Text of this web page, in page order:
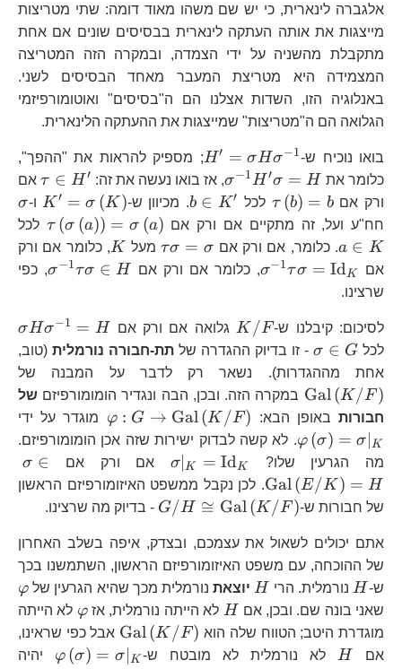
אלגברה לינארית, כי יש שם משהו מאוד דומה: שתי מטריצות
מייצגות את אותה העתקה לינארית בבסיסים שונים אם אחת
מתקבלת מהשניה על ידי הצמדה, ובמקרה הזה המטריצה
המצמידה היא מטריצת המעבר מאחד הבסיסים לשני.
באנלוגיה הזו, השדות אצלנו הם ה"בסיסים" ואוטומורפיזמי
הגלואה הם ה"מטריצות" שמייצגות את ההעתקה הלינארית.
בואו נוכיח ש-
H^{\prime}=\sigma
H\sigma^{-1}
H′ = σHσ−1
; מספיק להראות את "ההפך",
כלומר את
\sigma^{-
σ−1H′σ = H , אז בואו נעשה את זה: τ ∈ H′
אם
ורק אם
\tau\left(b\right)=b
τ (b) = b לכלb\in
K^{\prime}
b ∈ K′ . מכיוון ש- K′ = σ (K ) ו-σ
חח"ע ועל, זה מתקיים אם ורק אם τ (σ (a)) = σ (a) לכל
a ∈ K . כלומר, אם ורק אם
\tau\sigma=\sigma
τσ = σ מעל K
K, כלומר אם ורק
אם
\sigma^{- σ−1τσ = IdK , כלומר אם ורק אם
H
σ−1τσ ∈ H
, כפי
שרצינו.
לסיכום: קיבלנו ש- K/F K /F גלואה אם ורק אם σHσ−1 = H
לכל
\sigma\in
G
σ ∈ G - זו בדיוק ההגדרה שלתת-חבורה נורמלית (טוב,
אחת מההגדרות). נשאר רק לדבר על המבנה של
Gal(K /F ) במקרה הזה. ובכן, הבה ונגדיר הומומורפיזם של
חבורות באופן הבא: φ : G → Gal(K /F) מוגדר על ידי
φ (σ) = σ K
. לא קשה לבדוק ישירות שזה אכן הומומורפיזם.
מה הגרעין שלו?
σ K = IdK אם ורק אם σ ∈
Gal(E/K ) = H
. לכן נקבל ממשפט האיזומורפיזם הראשון
של חבורות ש-
G/
G/H ≅ Gal(K /F ) - בדיוק מה שרצינו.
אתם יכולים לשאול את עצמכם, ובצדק, איפה בשלב האחרון
של ההוכחה, עם משפט האיזומורפיזם הראשון, השתמשנו בכך
ש-
H H נורמלית. הרי H H יוצאתנורמלית מכך שהיא הגרעין של φ
שאני בונה שם. ובכן, אם H H לא הייתה נורמלית, אז \varphi
φ לא הייתה
מוגדרת היטב; הטווח שלה הוא
Gal(K /F)
אבל כפי שראינו,
אם
H H לא נורמלית לא מובטח ש- φ (σ) = σ K יהיה